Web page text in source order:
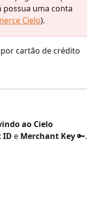
uma conta
Cielo).
cartão de crédito
ao Cielo
ID e Merchant Key 🔑.